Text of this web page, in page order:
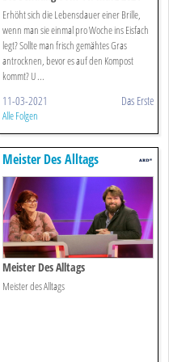
Erhöht sich die Lebensdauer einer Brille,
wenn man sie einmal pro Woche ins Eisfach
legt? Sollte man frisch gemähtes Gras
antrocknen, bevor es auf den Kompost
kommt? U ...
11-03-2021 Das Erste
Alle Folgen
Meister Des Alltags
Meister Des Alltags
Meister des Alltags